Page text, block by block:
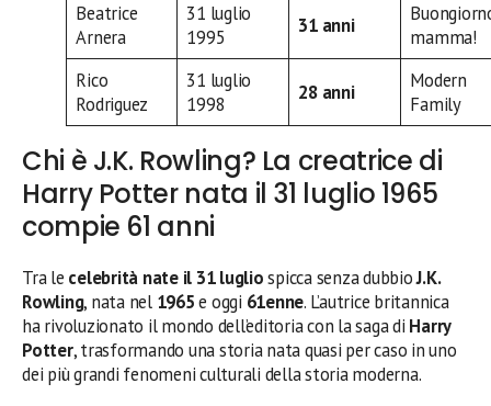
Beatrice
Arnera
31 luglio
1995
31 anni
mamma!
Rico
Rodriguez
31 luglio
1998
28 anni
Modern
Family
Chi è J.K. Rowling? La creatrice di
Harry Potter nata il 31 luglio 1965
compie 61 anni
Tra le celebrità nate il 31 lugliospicca senza dubbioJ.K.
Rowling, nata nel 1965e oggi 61enne. L’autrice britannica
ha rivoluzionato il mondo dell’editoria con la saga di Harry
Potter, trasformando una storia nata quasi per caso in uno
dei più grandi fenomeni culturali della storia moderna.